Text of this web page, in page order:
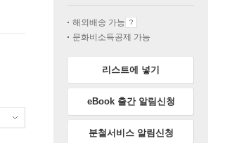
해외배송 가능
문화비소득공제 가능
리스트에 넣기
eBook 출간 알림신청
분철서비스 알림신청